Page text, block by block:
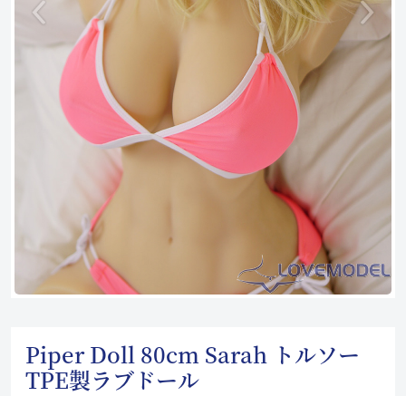
Piper Doll 80cm Sarah トルソー
TPE製ラブドール